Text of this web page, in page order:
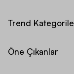
Trend
Öne Çıkanlar